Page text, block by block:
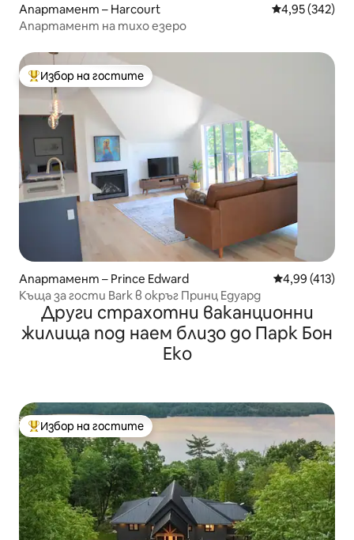
Апартамент – Harcourt Средна
4,95 (342)
Апартамент на тихо езеро
Най-популярен избор на гостите
Избор на гостите
Апартамент – Prince Edward Средна
4,99 (413)
Къща за гости Bark в окръг Принц Едуард
Други страхотни ваканционни
жилища под наем близо до Парк Бон
Еко
Най-популярен избор на гостите
Избор на гостите